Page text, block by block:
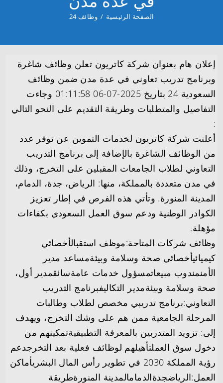
الصفحة الرئيسية / وظائف 24
إعلان هام بعنوان شركة كاتريون تعلن وظائف شاغرة
وبرنامج تدريب تعاوني في عدة مدن ضمن وظائف
السعودية 24 بتاريخ 2025-07-06 01:11:58 وجاءت
التفاصيل والمتطلبات وطريقة التقديم على النحو التالي
:
أعلنت شركة كاتريون لخدمات التموين عن توفر عدد
من الوظائف الشاغرة بالإضافة إلى برنامج التدريب
التعاوني لطلاب الجامعات المقبلين على التخرج، وذلك
في مدن متعددة بالمملكة، منها: الرياض، جدة، الدمام،
المدينة المنورة. وتأتي هذه الفرص في إطار تعزيز
الكوادر الوطنية ودعم سوق العمل السعودي بكفاءات
مؤهلة.
وظائف شركات المتاحة:موظف استقبالأخصائي
كيميائيأخصائي صحة وسلامة وبيئةمساعد مدير
الأمنمندوب مبيعاتمسؤول خدمات عامةسائقمدير أول،
صحة وسلامة وبيئةمدير التكاليفبرنامج التدريب
التعاوني:برنامج تدريبي مخصص لطلاب وطالبات
المرحلة الجامعية ممن هم على وشك التخرج، ويهدف
إلى: تزويد المتدربين بالمعرفة التطبيقيةتمكينهم من
دخول سوق العملتأهيلهم لوظائف فعلية بعد التخرجدعم
رؤية المملكة 2030 في تطوير رأس المال البشريأماكن
العمل:الرياضجدةالدمامالمدينة المنورةطريقة